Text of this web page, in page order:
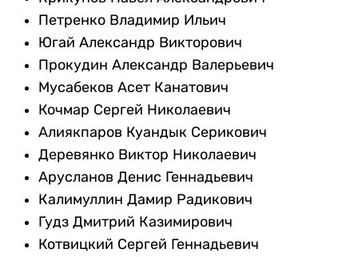
Петренко Владимир Ильич
Югай Александр Викторович
Прокудин Александр Валерьевич
Мусабеков Асет Канатович
Кочмар Сергей Николаевич
Алиякпаров Куандык Серикович
Деревянко Виктор Николаевич
Арусланов Денис Геннадьевич
Калимуллин Дамир Радикович
Гудз Дмитрий Казимирович
Котвицкий Сергей Геннадьевич